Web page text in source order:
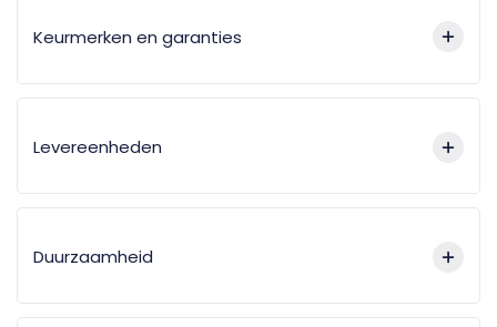
Keurmerken en garanties
Levereenheden
Duurzaamheid